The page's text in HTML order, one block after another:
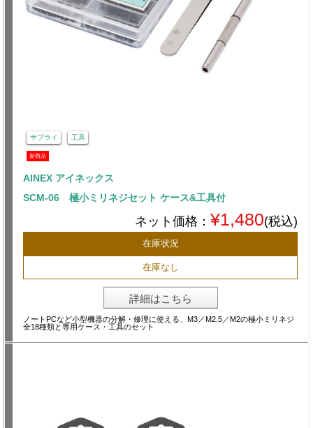
サプライ 工具
新商品
AINEX アイネックス
SCM-06 極小ミリネジセット ケース&工具付
ネット価格： ¥1,480(税込)
在庫状況
在庫なし
詳細はこちら
ノートPCなど小型機器の分解・修理に使える、M3／M2.5／M2の極小ミリネジ
全18種類と専用ケース・工具のセット